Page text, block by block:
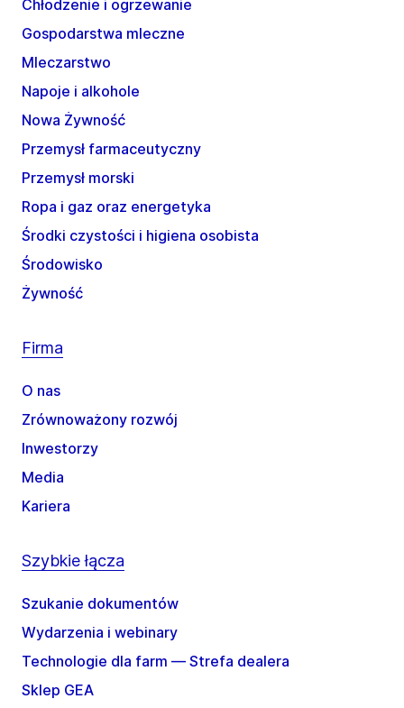
Chłodzenie i ogrzewanie
Gospodarstwa mleczne
Mleczarstwo
Napoje i alkohole
Nowa Żywność
Przemysł farmaceutyczny
Przemysł morski
Ropa i gaz oraz energetyka
Środki czystości i higiena osobista
Środowisko
Żywność
Firma
O nas
Zrównoważony rozwój
Inwestorzy
Media
Kariera
Szybkie łącza
Szukanie dokumentów
Wydarzenia i webinary
Technologie dla farm — Strefa dealera
Sklep GEA